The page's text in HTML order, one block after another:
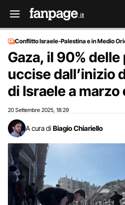
Conflitto Israele-Palestina e in Medio
Gaza, il 90%
uccise dall’inizio
di Israele a
20 Settembre 2025 18:29
A cura di Biagio Chiariello